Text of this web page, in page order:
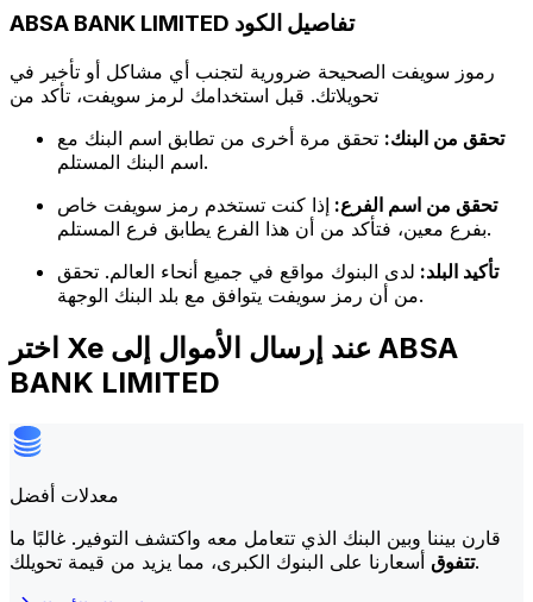
ABSA BANK LIMITED تفاصيل الكود
رموز سويفت الصحيحة ضرورية لتجنب أي مشاكل أو تأخير في
تحويلاتك. قبل استخدامك لرمز سويفت، تأكد من
تحقق من البنك: تحقق مرة أخرى من تطابق اسم البنك مع
اسم البنك المستلم.
تحقق من اسم الفرع: إذا كنت تستخدم رمز سويفت خاص
بفرع معين، فتأكد من أن هذا الفرع يطابق فرع المستلم.
تأكيد البلد: لدى البنوك مواقع في جميع أنحاء العالم. تحقق
من أن رمز سويفت يتوافق مع بلد البنك الوجهة.
اختر Xe عند إرسال الأموال إلى ABSA
BANK LIMITED
معدلات أفضل
قارن بيننا وبين البنك الذي تتعامل معه واكتشف التوفير. غالبًا ما
تتفوقأسعارنا على البنوك الكبرى، مما يزيد من قيمة تحويلك.